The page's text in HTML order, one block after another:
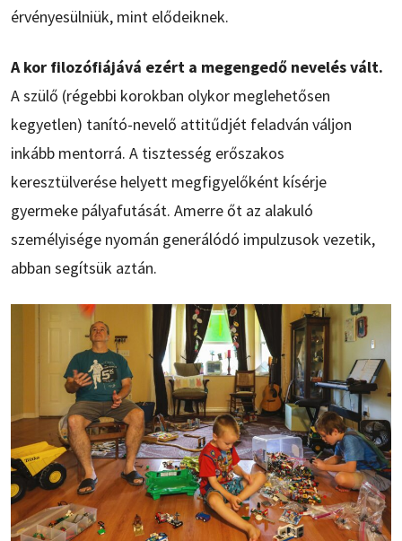
érvényesülniük, mint elődeiknek.
A kor filozófiájává ezért a megengedő nevelés vált.
A szülő (régebbi korokban olykor meglehetősen
kegyetlen) tanító-nevelő attitűdjét feladván váljon
inkább mentorrá. A tisztesség erőszakos
keresztülverése helyett megfigyelőként kísérje
gyermeke pályafutását. Amerre őt az alakuló
személyisége nyomán generálódó impulzusok vezetik,
abban segítsük aztán.